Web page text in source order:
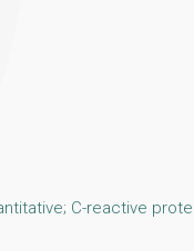
C-reactive